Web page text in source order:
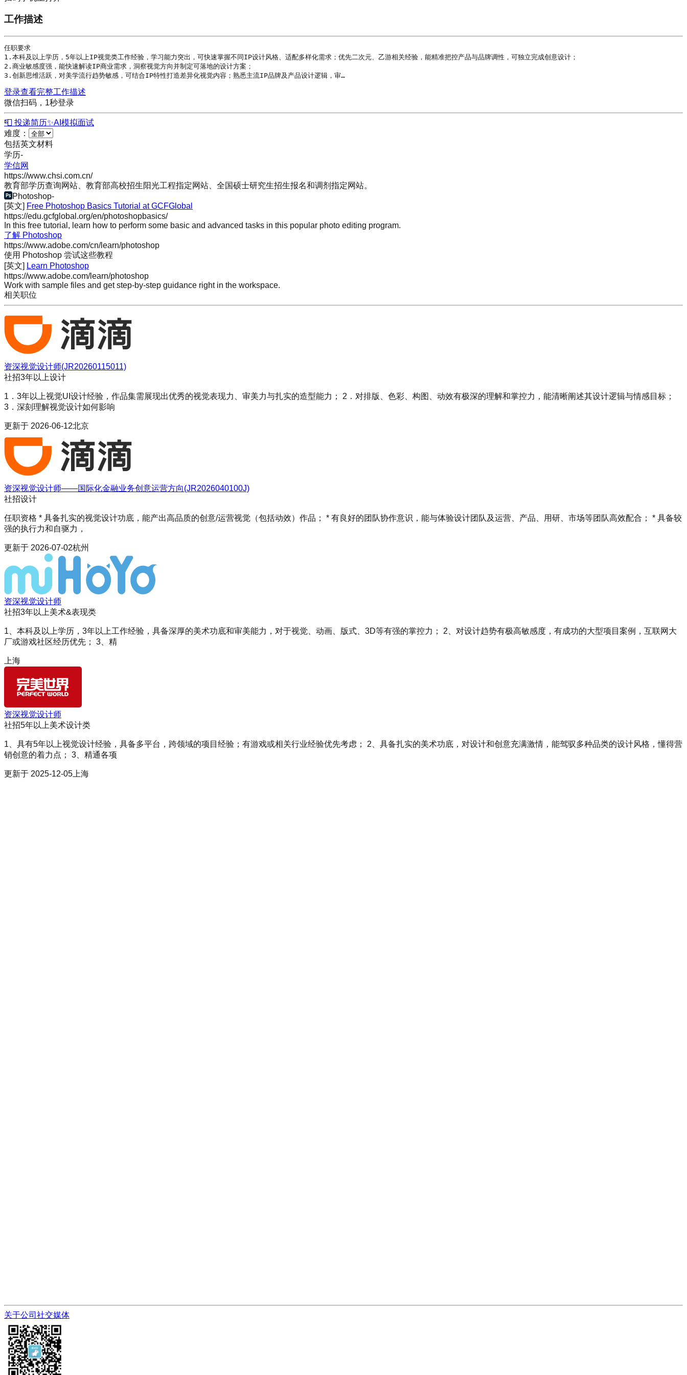
工作描述
任职要求
1.本科及以上学历 ，5年以上IP视觉类工作经验，学习能力突出，可快速掌握不同IP设计风格、适配多样化需求；优先二次元、乙游相关经验，能精准把控产品与品牌调性，可独立完成创意设计；
2.商业敏感度强，能快速解读IP商业需求，洞察视觉方向并制定可落地的设计方案；
3.创新思维活跃，对美学流行趋势敏感，可结合IP特性打造差异化视觉内容；熟悉主流IP品牌及产品设计逻辑，审…
登录查看完整工作描述
微信扫码，1秒登录
📮 投递简历✨AI模拟面试
难度：
包括英文材料
学历-
学信网
https://www.chsi.com.cn/
教育部学历查询网站、教育部高校招生阳光工程指定网站、全国硕士研究生招生报名和调剂指定网站。
Photoshop-
[英文] Free Photoshop Basics Tutorial at GCFGlobal
https://edu.gcfglobal.org/en/photoshopbasics/
In this free tutorial, learn how to perform some basic and advanced tasks in this popular photo editing program.
了解 Photoshop
https://www.adobe.com/cn/learn/photoshop
使用 Photoshop 尝试这些教程
[英文] Learn Photoshop
https://www.adobe.com/learn/photoshop
Work with sample files and get step-by-step guidance right in the workspace.
相关职位
资深视觉设计师(JR20260115011)
社招3年以上设计
1．3年以上视觉UI设计经验，作品集需展现出优秀的视觉表现力、审美力与扎实的造型能力； 2．对排版、色彩、构图、动效有极深的理解和掌控力，能清晰阐述其设计逻辑与情感目标；
3．深刻理解视觉设计如何影响
更新于 2026-06-12北京
资深视觉设计师——国际化金融业务创意运营方向(JR2026040100J)
社招设计
任职资格 * 具备扎实的视觉设计功底，能产出高品质的创意/运营视觉（包括动效）作品； * 有良好的团队协作意识，能与体验设计团队及运营、产品、用研、市场等团队高效配合； * 具备较
强的执行力和自驱力，
更新于 2026-07-02杭州
资深视觉设计师
社招3年以上美术&表现类
1、本科及以上学历，3年以上工作经验，具备深厚的美术功底和审美能力，对于视觉、动画、版式、3D等有强的掌控力； 2、对设计趋势有极高敏感度，有成功的大型项目案例，互联网大
厂或游戏社区经历优先； 3、精
上海
资深视觉设计师
社招5年以上美术设计类
1、具有5年以上视觉设计经验，具备多平台，跨领域的项目经验；有游戏或相关行业经验优先考虑； 2、具备扎实的美术功底，对设计和创意充满激情，能驾驭多种品类的设计风格，懂得营
销创意的着力点； 3、精通各项
更新于 2025-12-05 上海
关于公司 社交媒体